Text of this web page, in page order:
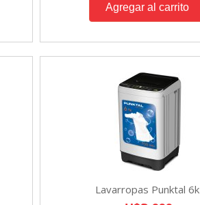
Lavarropas Punktal 6k